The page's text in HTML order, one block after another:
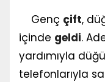
Genç çift,
içinde geldi.
yardımıyla
telefonlarıyla